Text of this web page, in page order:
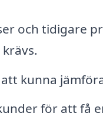
och tidigare
kunna
för att få